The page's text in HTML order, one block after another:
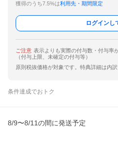
獲得のうち7.5%は利用先・期間限定
ログインし
ご注意 表示よりも実際の付与数・付与率
（付与上限、未確定の付与等）
原則税抜価格が対象です。特典詳細は内訳
条件達成でおトク
8/9〜8/11の間に発送予定